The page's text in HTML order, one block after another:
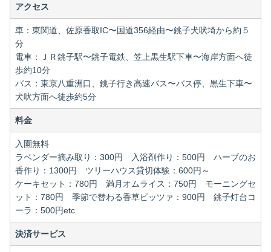
アクセス
車：東関道、佐原香取IC〜国道356経由〜銚子犬吠埼から約５
分
電車：ＪＲ銚子駅〜銚子電鉄、笠上黒生駅下車〜海岸方面へ徒
歩約10分
バス：東京八重洲口、銚子行き高速バス〜バス停、黒生下車〜
犬吠方面へ徒歩約5分
料金
入園無料
ラベンダー摘み取り：300円 入浴剤作り：500円 ハーブのお
香作り：1300円 ツリーハウス貸切体験：600円～
ケーキセット：780円 満月オムライス：750円 モーニングセ
ット：780円 季節で替わる香草ピッツァ：900円 銚子灯台コ
ーラ：500円etc
決済サービス